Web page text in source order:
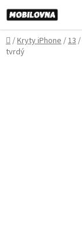
Prejsť
na
obsah
Domov
/Kryty iPhone/13/
tvrdý